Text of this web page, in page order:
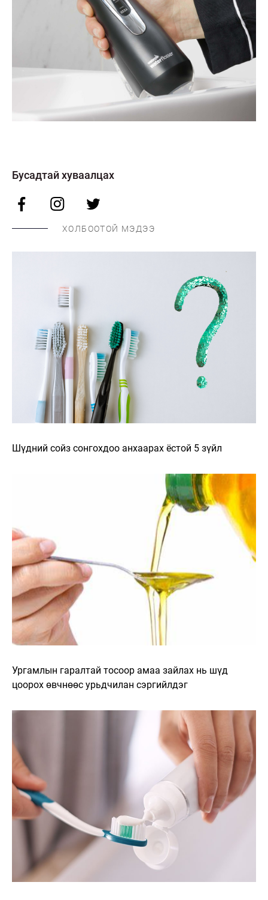
Бусадтай хуваалцах
ХОЛБООТОЙ МЭДЭЭ
Шүдний сойз сонгохдоо анхаарах ёстой 5 зүйл
Ургамлын гаралтай тосоор амаа зайлах нь шүд
цоорох өвчнөөс урьдчилан сэргийлдэг